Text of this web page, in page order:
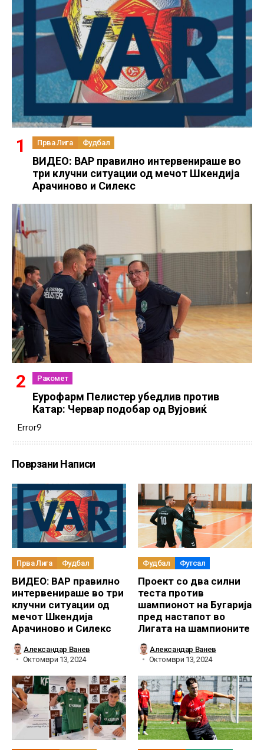
Прва Лига Фудбал
ВИДЕО: ВАР правилно интервенираше во
три клучни ситуации од мечот Шкендија
Арачиново и Силекс
Ракомет
Еурофарм Пелистер убедлив против
Катар: Червар подобар од Вујовиќ
Error9
Поврзани Написи
Прва Лига Фудбал
ВИДЕО: ВАР правилно
интервенираше во три
клучни ситуации од
мечот Шкендија
Арачиново и Силекс
Александар Ванев
Октомври 13, 2024
Фудбал Футсал
Проект со два силни
теста против
шампионот на Бугарија
пред настапот во
Лигата на шампионите
Александар Ванев
Октомври 13, 2024